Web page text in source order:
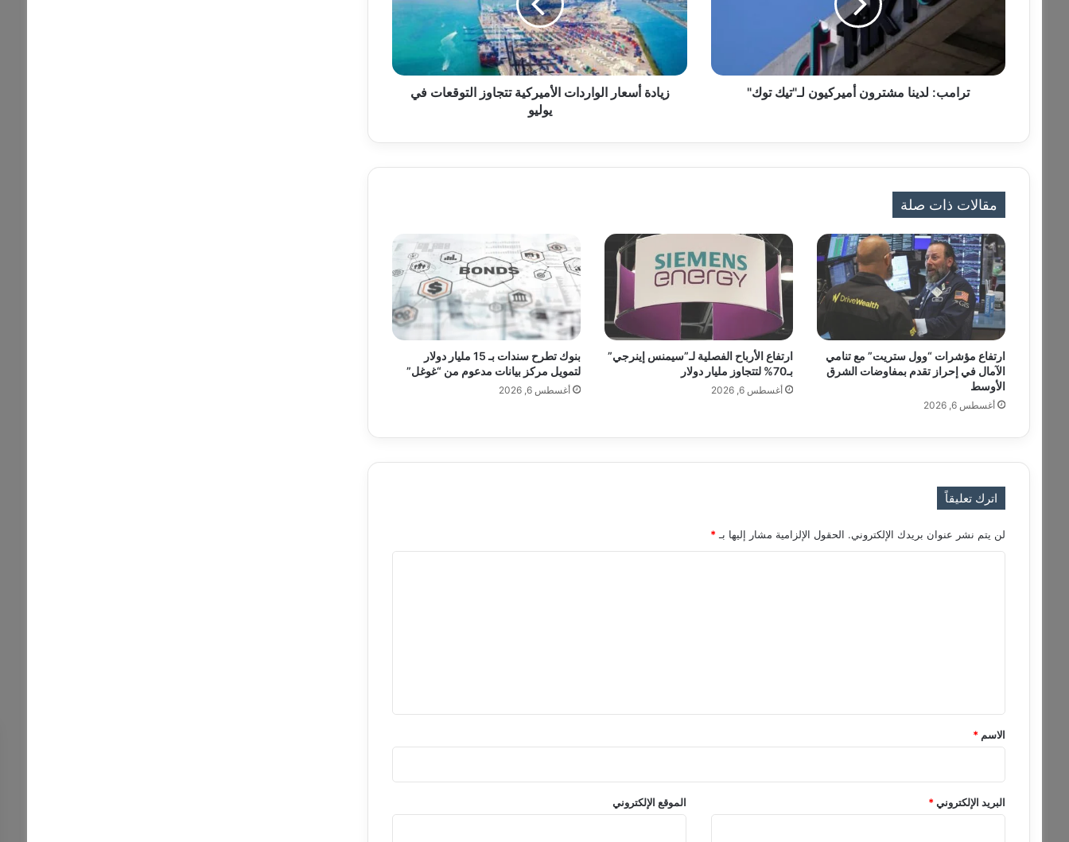
ي
ش
و
م
ي
ر
ك
ي
و
ن
ل
ـ
"
ت
ك
"
ترامب: لدينا مشترون أميركيون لـ"تيك توك"
ة
أ
ا
و
ل
أ
ر
ك
ي
ة
ا
زيادة أسعار الواردات الأميركية تتجاوز التوقعات في
يوليو
مقالات ذات صلة
ارتفاع مؤشرات “وول ستريت” مع تنامي
الآمال في إحراز تقدم بمفاوضات الشرق
الأوسط
أغسطس 6, 2026
ارتفاع الأرباح الفصلية لـ”سيمنس إينرجي”
بـ70% لتتجاوز مليار دولار
أغسطس 6, 2026
بنوك تطرح سندات بـ 15 مليار دولار
لتمويل مركز بيانات مدعوم من “غوغل”
أغسطس 6, 2026
اترك تعليقاً
لن يتم نشر عنوان بريدك الإلكتروني. الحقول الإلزامية مشار إليها بـ *
*
الاسم *
البريد الإلكتروني* الموقع الإلكتروني